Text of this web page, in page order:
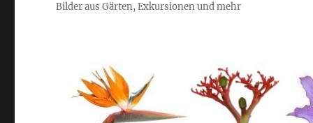
Bilder aus Gärten, Exkursionen und mehr